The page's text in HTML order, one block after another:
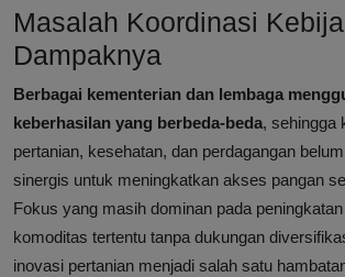
Masalah Koordinasi
Dampaknya
Berbagai kementerian dan lembaga
keberhasilan yang berbeda-beda, sehingga
pertanian, kesehatan, dan perdagangan
sinergis untuk meningkatkan akses pangan
Fokus yang masih dominan pada
komoditas tertentu tanpa dukungan
inovasi pertanian menjadi salah satu